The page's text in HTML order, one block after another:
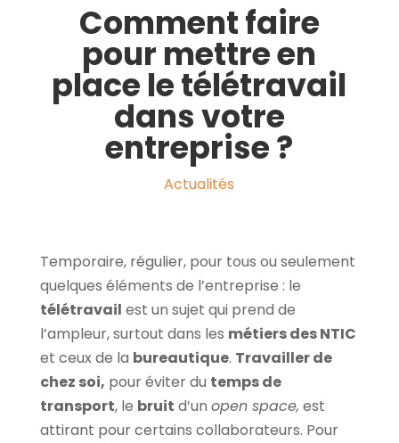
Comment faire
pour mettre en
place le télétravail
dans votre
entreprise ?
Actualités
Temporaire, régulier, pour tous ou seulement
quelques éléments de l’entreprise : le
télétravail est un sujet qui prend de
l’ampleur, surtout dans les métiers des NTIC
et ceux de la bureautique. Travailler de
chez soi, pour éviter du temps de
transport, le bruit d’un open space, est
attirant pour certains collaborateurs. Pour